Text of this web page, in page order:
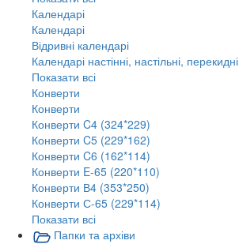
Календарі
Календарі
Відривні календарі
Календарі настінні, настільні, перекидні
Показати всі
Конверти
Конверти
Конверти C4 (324*229)
Конверти C5 (229*162)
Конверти C6 (162*114)
Конверти E-65 (220*110)
Конверти В4 (353*250)
Конверти С-65 (229*114)
Показати всі
Папки та архіви